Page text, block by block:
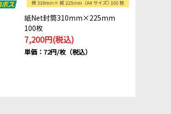
紙Net封筒310mm×225mm
100枚
7,200円(税込)
単価：72円/枚（税込）